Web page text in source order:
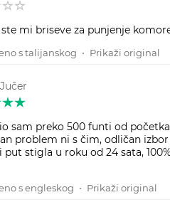
mi briseve za punjenje
s talijanskog • Prikaži original
Jučer
sam preko 500 funti od
problem ni s čim, odličan
put stigla u roku od 24 sata,
s engleskog • Prikaži original